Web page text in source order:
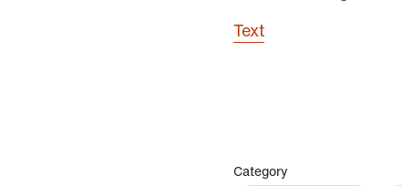
Text
Category